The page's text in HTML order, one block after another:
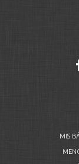
MIS